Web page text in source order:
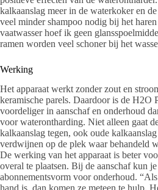
kalkaanslag meer in de waterkoker en
veel minder shampoo nodig bij het
vaatwasser hoef ik geen
ramen worden veel schoner bij het
Werking
Het apparaat werkt zonder zout en
keramische parels. Daardoor is de H2O
voordeliger in aanschaf en onderhoud
voor waterontharding. Niet alleen gaat
kalkaanslag tegen, ook oude
verdwijnen op de plek waar behandeld
De werking van het apparaat is beter
overal te plaatsen. Bij de aanschaf kun
abonnementsvorm voor onderhoud.